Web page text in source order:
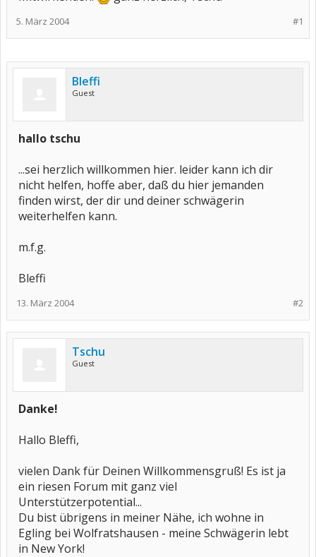
#1
5. März 2004
Bleffi
Guest
hallo tschu
...sei herzlich willkommen hier. leider kann ich dir
nicht helfen, hoffe aber, daß du hier jemanden
finden wirst, der dir und deiner schwägerin
weiterhelfen kann.
m.f.g.
Bleffi
#2
13. März 2004
Tschu
Guest
Danke!
Hallo Bleffi,
vielen Dank für Deinen Willkommensgruß! Es ist ja
ein riesen Forum mit ganz viel
Unterstützerpotential...
Du bist übrigens in meiner Nähe, ich wohne in
Egling bei Wolfratshausen - meine Schwägerin lebt
in New York!